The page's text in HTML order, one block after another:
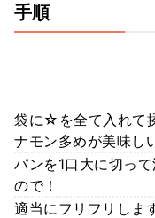
手順
袋に☆を全て入れて
ナモン多めが美味し
パンを1口大に切っ
ので！
適当にフリフリしま